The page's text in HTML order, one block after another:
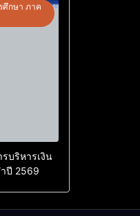
ศึกษา ภาค
บริหารเงิน
ปี 2569